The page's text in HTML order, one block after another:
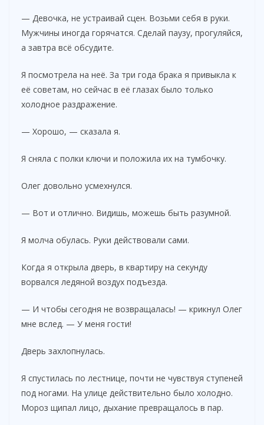
— Девочка, не устраивай сцен. Возьми себя в руки.
Мужчины иногда горячатся. Сделай паузу, прогуляйся,
а завтра всё обсудите.
Я посмотрела на неё. За три года брака я привыкла к
её советам, но сейчас в её глазах было только
холодное раздражение.
— Хорошо, — сказала я.
Я сняла с полки ключи и положила их на тумбочку.
Олег довольно усмехнулся.
— Вот и отлично. Видишь, можешь быть разумной.
Я молча обулась. Руки действовали сами.
Когда я открыла дверь, в квартиру на секунду
ворвался ледяной воздух подъезда.
— И чтобы сегодня не возвращалась! — крикнул Олег
мне вслед. — У меня гости!
Дверь захлопнулась.
Я спустилась по лестнице, почти не чувствуя ступеней
под ногами. На улице действительно было холодно.
Мороз щипал лицо, дыхание превращалось в пар.